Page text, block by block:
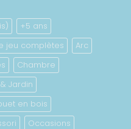
+5 ans
jeu complètes
Arc
Chambre
Jardin
en bois
Occasions